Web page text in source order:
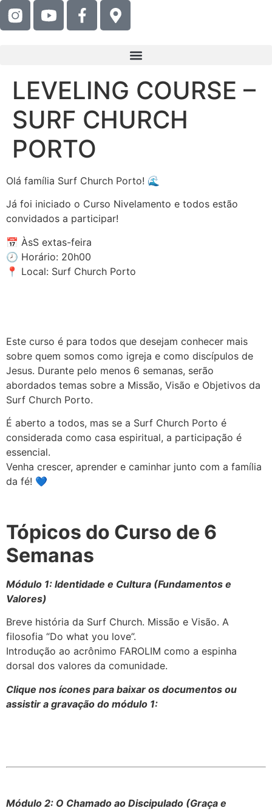
LEVELING COURSE –
SURF CHURCH
PORTO
Olá família Surf Church Porto! 🌊
Já foi iniciado o Curso Nivelamento e todos estão
convidados a participar!
📅 ÀsS extas-feira
🕗 Horário: 20h00
📍 Local: Surf Church Porto
Este curso é para todos que desejam conhecer mais
sobre quem somos como igreja e como discípulos de
Jesus. Durante pelo menos 6 semanas, serão
abordados temas sobre a Missão, Visão e Objetivos da
Surf Church Porto.
É aberto a todos, mas se a Surf Church Porto é
considerada como casa espiritual, a participação é
essencial.
Venha crescer, aprender e caminhar junto com a família
da fé! 💙
Tópicos do Curso de 6
Semanas
Módulo 1: Identidade e Cultura (Fundamentos e
Valores)
Breve história da Surf Church. Missão e Visão. A
filosofia “Do what you love”.
Introdução ao acrônimo FAROLIM como a espinha
dorsal dos valores da comunidade.
Clique nos ícones para baixar os documentos ou
assistir a gravação do módulo 1:
Módulo 2: O Chamado ao Discipulado (Graça e